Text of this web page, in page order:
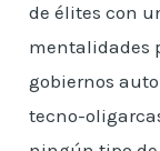
de élites con
mentalidades
gobiernos
tecno-